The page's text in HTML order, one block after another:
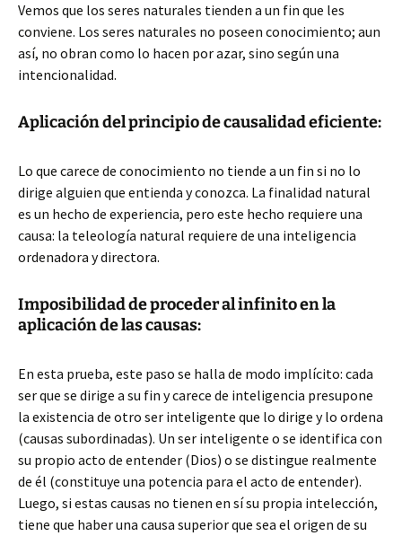
Vemos que los seres naturales tienden a un fin que les
conviene. Los seres naturales no poseen conocimiento; aun
así, no obran como lo hacen por azar, sino según una
intencionalidad.
Aplicación del principio de causalidad eficiente:
Lo que carece de conocimiento no tiende a un fin si no lo
dirige alguien que entienda y conozca. La finalidad natural
es un hecho de experiencia, pero este hecho requiere una
causa: la teleología natural requiere de una inteligencia
ordenadora y directora.
Imposibilidad de proceder al infinito en la
aplicación de las causas:
En esta prueba, este paso se halla de modo implícito: cada
ser que se dirige a su fin y carece de inteligencia presupone
la existencia de otro ser inteligente que lo dirige y lo ordena
(causas subordinadas). Un ser inteligente o se identifica con
su propio acto de entender (Dios) o se distingue realmente
de él (constituye una potencia para el acto de entender).
Luego, si estas causas no tienen en sí su propia intelección,
tiene que haber una causa superior que sea el origen de su